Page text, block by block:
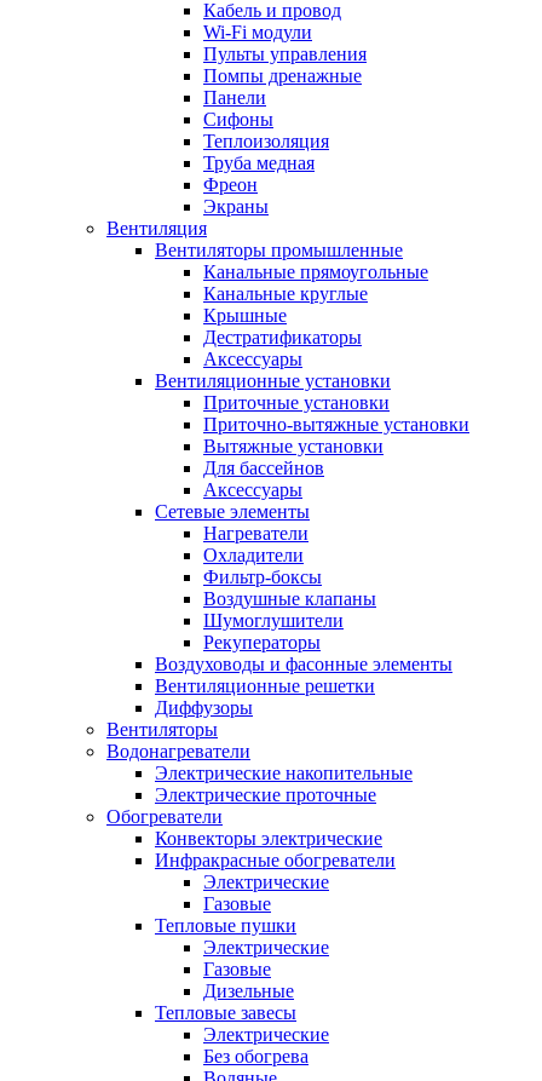
Кабель и провод
Wi-Fi модули
Пульты управления
Помпы дренажные
Панели
Сифоны
Теплоизоляция
Труба медная
Фреон
Экраны
Вентиляция
Вентиляторы промышленные
Канальные прямоугольные
Канальные круглые
Крышные
Дестратификаторы
Аксессуары
Вентиляционные установки
Приточные установки
Приточно-вытяжные установки
Вытяжные установки
Для бассейнов
Аксессуары
Сетевые элементы
Нагреватели
Охладители
Фильтр-боксы
Воздушные клапаны
Шумоглушители
Рекуператоры
Воздуховоды и фасонные элементы
Вентиляционные решетки
Диффузоры
Вентиляторы
Водонагреватели
Электрические накопительные
Электрические проточные
Обогреватели
Конвекторы электрические
Инфракрасные обогреватели
Электрические
Газовые
Тепловые пушки
Электрические
Газовые
Дизельные
Тепловые завесы
Электрические
Без обогрева